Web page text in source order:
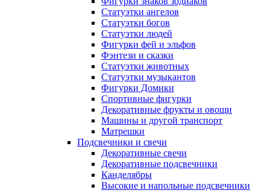
Статуэтки ангелов
Статуэтки богов
Статуэтки людей
Фигурки фей и эльфов
Фэнтези и сказки
Статуэтки животных
Статуэтки музыкантов
Фигурки Домики
Спортивные фигурки
Декоративные фрукты и овощи
Машины и другой транспорт
Матрешки
Подсвечники и свечи
Декоративные свечи
Декоративные подсвечники
Канделябры
Высокие и напольные подсвечники